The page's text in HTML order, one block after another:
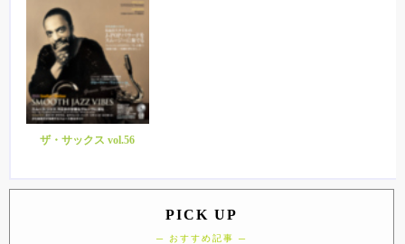
ザ・サックス vol.56
PICK UP
─ おすすめ記事 ─